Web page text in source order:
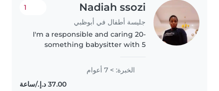
Nadiah ssozi
جليسة أطفال في أبوظبي
1
I'm a responsible and caring 20-
something babysitter with 5
babies. I'm fluent in both English
and Arabic and can help with
homework, cooking, and
الخبرة: > 7 أعوام